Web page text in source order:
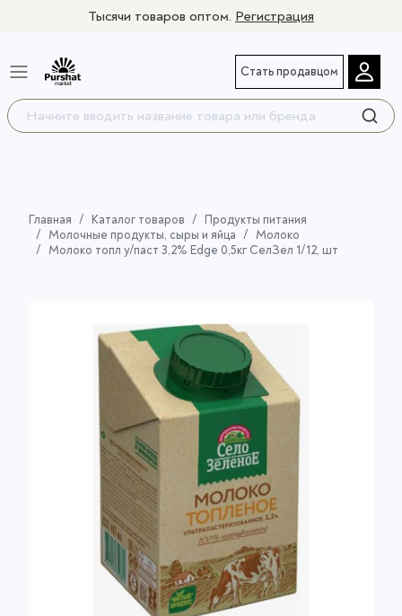
Тысячи товаров оптом. Регистрация
Стать продавцом
Главная Каталог товаров
Продукты питания
Молочные продукты, сыры и яйца
Молоко
Молоко топл у/паст 3,2% Edge 0,5кг СелЗел 1/12, шт